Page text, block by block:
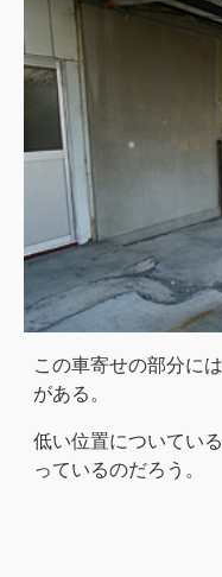
この車寄せの部分に
がある。
低い位置についてい
っているのだろう。